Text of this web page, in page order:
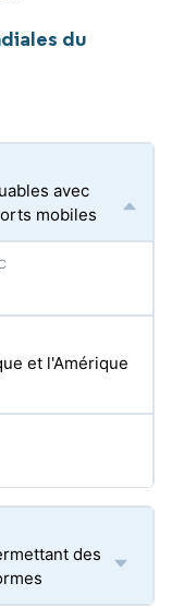
du
avec
mobiles
et l'Amérique
des